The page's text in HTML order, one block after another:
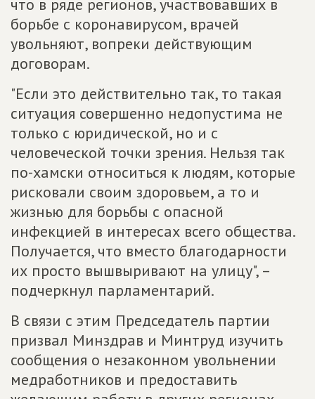
что в ряде регионов, участвовавших в
борьбе с коронавирусом, врачей
увольняют, вопреки действующим
договорам.
"Если это действительно так, то такая
ситуация совершенно недопустима не
только с юридической, но и с
человеческой точки зрения. Нельзя так
по-хамски относиться к людям, которые
рисковали своим здоровьем, а то и
жизнью для борьбы с опасной
инфекцией в интересах всего общества.
Получается, что вместо благодарности
их просто вышвыривают на улицу", –
подчеркнул парламентарий.
В связи с этим Председатель партии
призвал Минздрав и Минтруд изучить
сообщения о незаконном увольнении
медработников и предоставить